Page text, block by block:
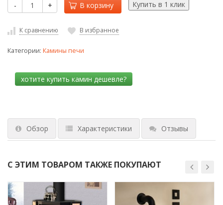
- + В корзину
К сравнению В избранное
Категории: Камины печи
Обзор Характеристики Отзывы
С ЭТИМ ТОВАРОМ ТАКЖЕ ПОКУПАЮТ